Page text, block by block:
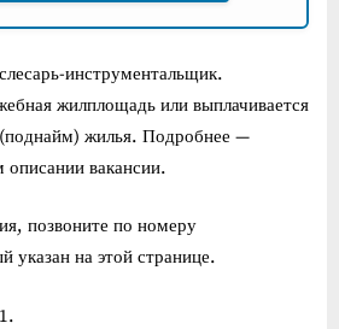
инструментальщик.
жилплощадь или выплачивается
жилья. Подробнее —
описании вакансии.
позвоните по номеру
указан на этой странице.